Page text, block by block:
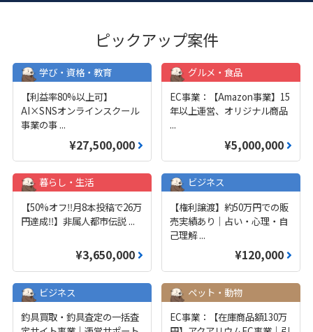
ピックアップ案件
学び・資格・教育
【利益率80%以上可】
AI×SNSオンラインスクール
事業の事 ...
¥27,500,000
グルメ・食品
EC事業：【Amazon事業】15
年以上運営、オリジナル商品
...
¥5,000,000
暮らし・生活
【50%オフ‼️月8本投稿で26万
円達成‼️】非属人都市伝説 ...
¥3,650,000
ビジネス
【権利譲渡】約50万円での販
売実績あり｜占い・心理・自
己理解...
¥120,000
ビジネス
釣具買取・釣具査定の一括査
ペット・動物
EC事業：【在庫商品額130万